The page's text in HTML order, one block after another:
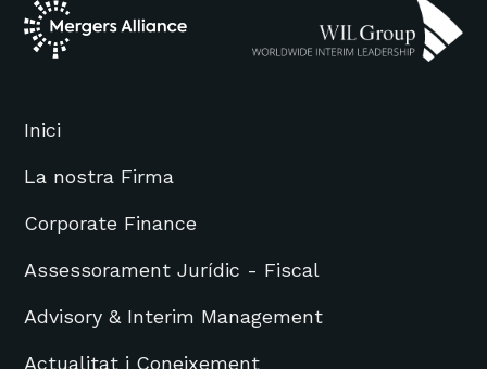
Inici
La nostra Firma
Corporate Finance
Assessorament Jurídic - Fiscal
Advisory & Interim Management
Actualitat i Coneixement